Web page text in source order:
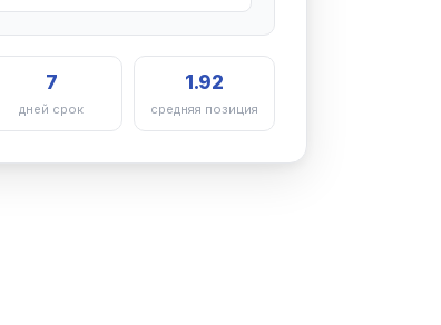
7
дней срок
1.92
средняя позиция